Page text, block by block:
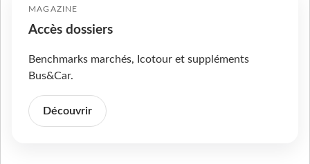
MAGAZINE
Accès dossiers
Benchmarks marchés, Icotour et suppléments
Bus&Car.
Découvrir